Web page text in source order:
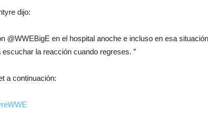
dijo:
@WWEBigE en el hospital anoche e incluso en esa
escuchar la reacción cuando regreses. ”
a continuación: